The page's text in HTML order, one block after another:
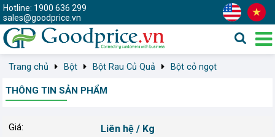
Hotline: 1900 636 299
sales@goodprice.vn
Trang chủ Bột Bột Rau Củ Quả Bột cỏ ngọt
THÔNG TIN SẢN PHẨM
Giá: Liên hệ / Kg